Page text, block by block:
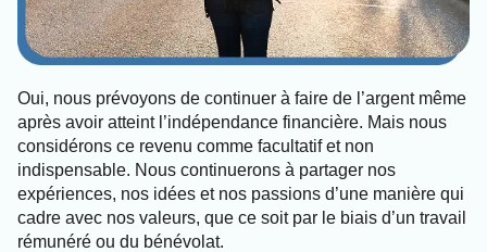
Oui, nous prévoyons de continuer à faire de l’argent même
après avoir atteint l’indépendance financière. Mais nous
considérons ce revenu comme facultatif et non
indispensable. Nous continuerons à partager nos
expériences, nos idées et nos passions d’une manière qui
cadre avec nos valeurs, que ce soit par le biais d’un travail
rémunéré ou du bénévolat.